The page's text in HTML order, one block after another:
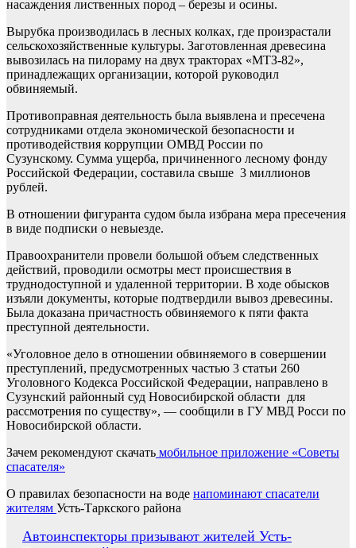
насаждения лиственных пород – березы и осины.
Вырубка производилась в лесных колках, где произрастали
сельскохозяйственные культуры. Заготовленная древесина
вывозилась на пилораму на двух тракторах «МТЗ-82»,
принадлежащих организации, которой руководил
обвиняемый.
Противоправная деятельность была выявлена и пресечена
сотрудниками отдела экономической безопасности и
противодействия коррупции ОМВД России по
Сузунскому. Сумма ущерба, причиненного лесному фонду
Российской Федерации, составила свыше 3 миллионов
рублей.
В отношении фигуранта судом была избрана мера пресечения
в виде подписки о невыезде.
Правоохранители провели большой объем следственных
действий, проводили осмотры мест происшествия в
труднодоступной и удаленной территории. В ходе обысков
изъяли документы, которые подтвердили вывоз древесины.
Была доказана причастность обвиняемого к пяти факта
преступной деятельности.
«Уголовное дело в отношении обвиняемого в совершении
преступлений, предусмотренных частью 3 статьи 260
Уголовного Кодекса Российской Федерации, направлено в
Сузунский районный суд Новосибирской области для
рассмотрения по существу», — сообщили в ГУ МВД Росси по
Новосибирской области.
Зачем рекомендуют скачать мобильное приложение «Советы
спасателя»
О правилах безопасности на воде напоминают спасатели
жителям Усть-Таркского района
Навигация
Автоинспекторы призывают жителей Усть-